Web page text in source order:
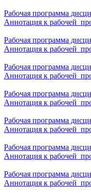
Рабочая программа
Аннотация к рабочей
Рабочая программа
Аннотация к рабочей
Рабочая программа
Аннотация к рабочей
Рабочая программа
Аннотация к рабочей
Рабочая программа
Аннотация к рабочей
Рабочая программа
Аннотация к рабочей
Рабочая программа
Аннотация к рабочей